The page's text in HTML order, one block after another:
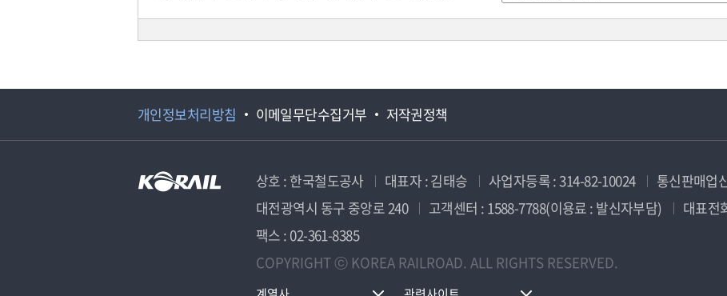
개인정보처리방침 이메일무단수집거부 저작권정책
상호 : 한국철도공사 대표자 : 김태승 사업자등록 : 314-82-10024
통신판매업
대전광역시 동구 중앙로 240
고객센터 : 1588-7788(이용료 : 발신자부담)
대표전
팩스 : 02-361-8385
COPYRIGHT ⓒ KOREA RAILROAD. ALL RIGHTS RESERVED.